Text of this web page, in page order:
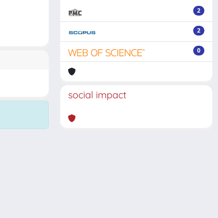
2
2
0
social impact